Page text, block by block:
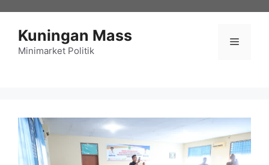
Kuningan Mass
Minimarket Politik
Menu